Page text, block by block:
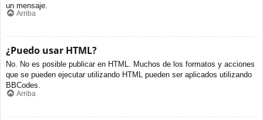
un mensaje.
Arriba
¿Puedo usar HTML?
No. No es posible publicar en HTML. Muchos de los formatos y acciones
que se pueden ejecutar utilizando HTML pueden ser aplicados utilizando
BBCodes.
Arriba